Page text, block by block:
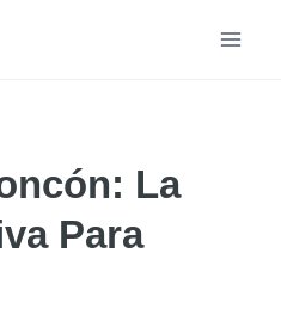
La
Para